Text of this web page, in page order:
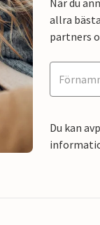
allra
partners
Du kan